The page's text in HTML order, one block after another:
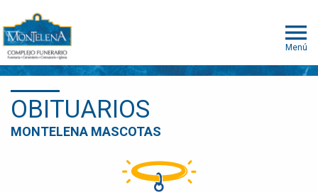
Menú
OBITUARIOS
MONTELENA MASCOTAS